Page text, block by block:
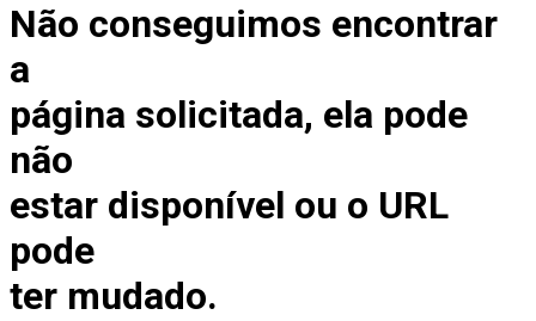
Não conseguimos encontrar
a
página solicitada, ela pode
não
estar disponível ou o URL
pode
ter mudado.